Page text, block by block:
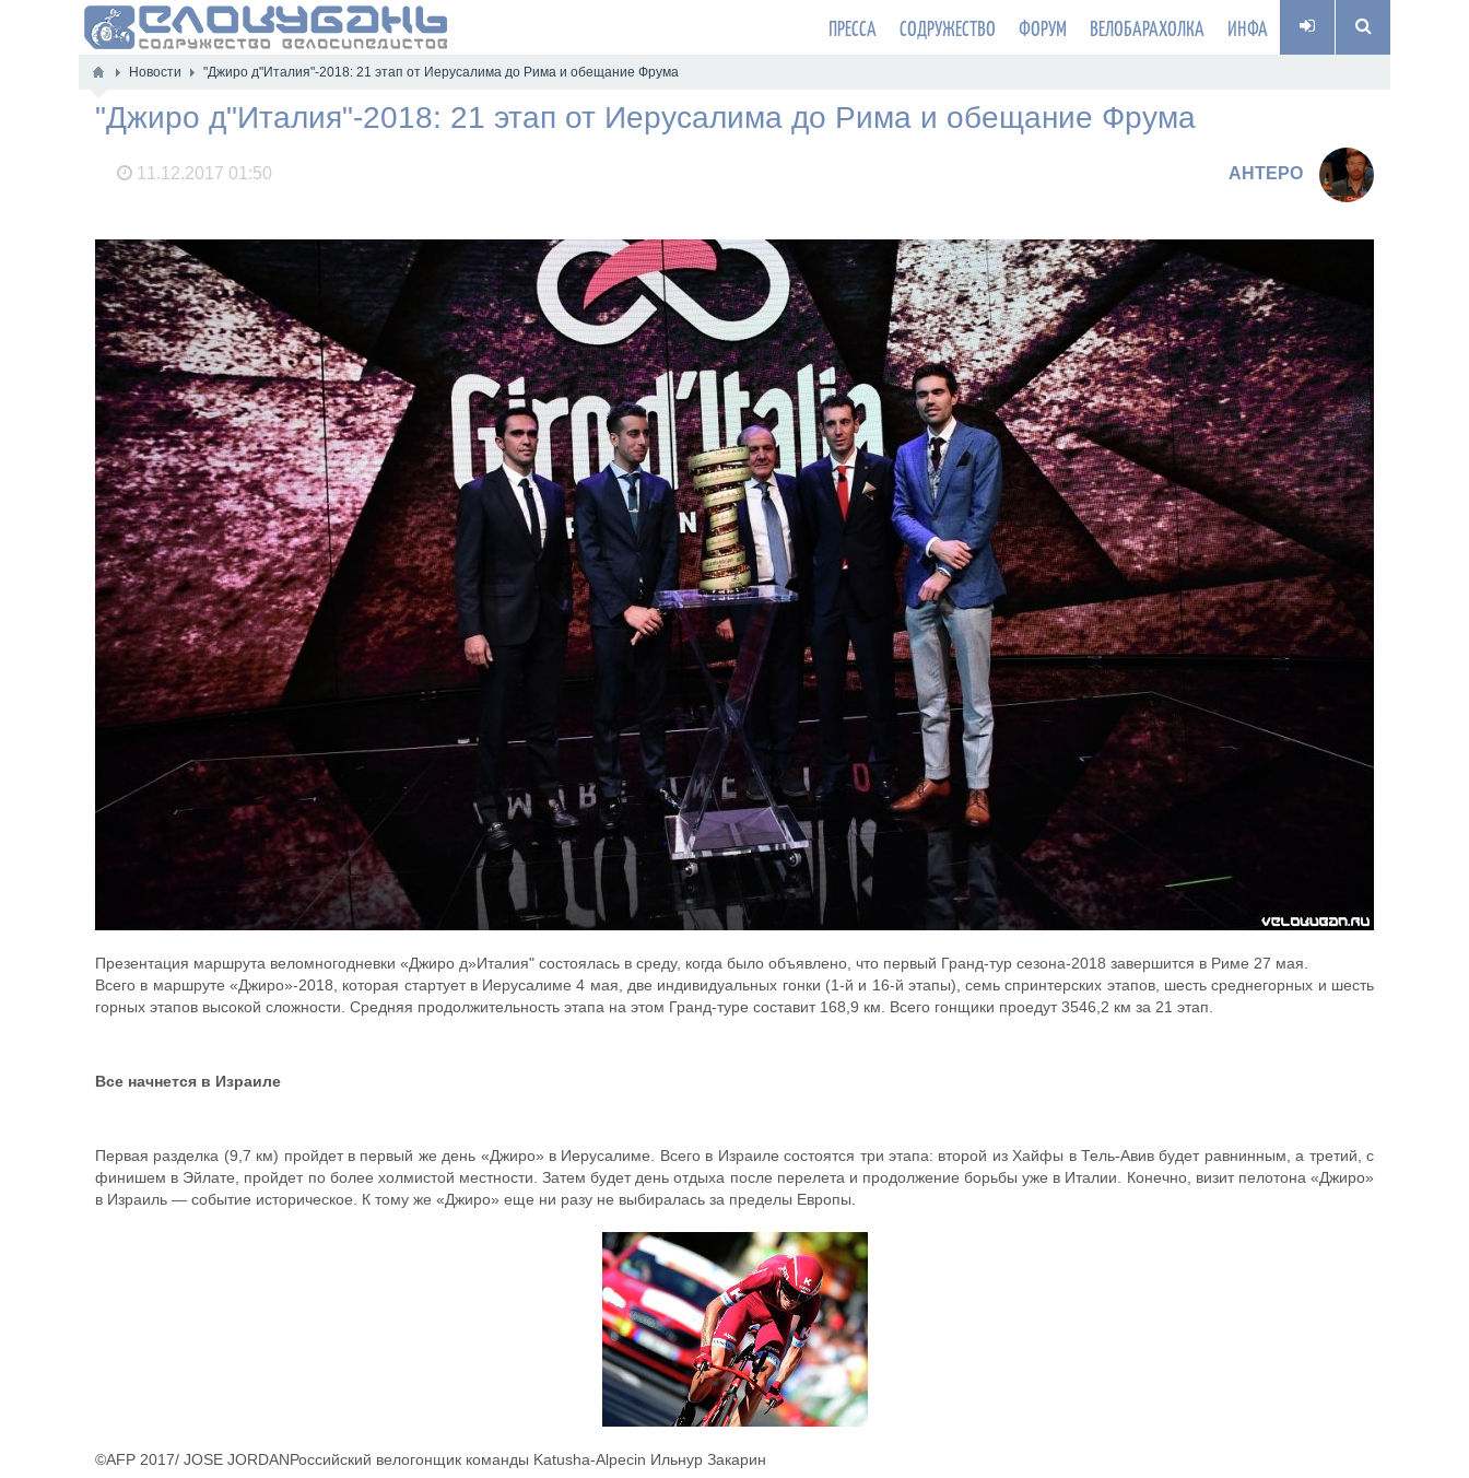
ПРЕССА СОДРУЖЕСТВО ФОРУМ ВЕЛОБАРАХОЛКА ИНФА
Новости "Джиро д"Италия"-2018: 21 этап от Иерусалима до Рима и обещание Фрума
"Джиро д"Италия"-2018: 21 этап от Иерусалима до Рима и обещание Фрума
11.12.2017 01:50 AHTEPO
Презентация маршрута веломногодневки «Джиро д»Италия" состоялась в среду, когда было объявлено, что первый Гранд-тур сезона-2018 завершится в Риме 27 мая.
Всего в маршруте «Джиро»-2018, которая стартует в Иерусалиме 4 мая, две индивидуальных гонки (1-й и 16-й этапы), семь спринтерских этапов, шесть среднегорных и шесть
горных этапов высокой сложности. Средняя продолжительность этапа на этом Гранд-туре составит 168,9 км. Всего гонщики проедут 3546,2 км за 21 этап.
Все начнется в Израиле
Первая разделка (9,7 км) пройдет в первый же день «Джиро» в Иерусалиме. Всего в Израиле состоятся три этапа: второй из Хайфы в Тель-Авив будет равнинным, а третий, с
финишем в Эйлате, пройдет по более холмистой местности. Затем будет день отдыха после перелета и продолжение борьбы уже в Италии. Конечно, визит пелотона «Джиро»
в Израиль — событие историческое. К тому же «Джиро» еще ни разу не выбиралась за пределы Европы.
©AFP 2017/ JOSE JORDANРоссийский велогонщик команды Katusha-Alpecin Ильнур Закарин